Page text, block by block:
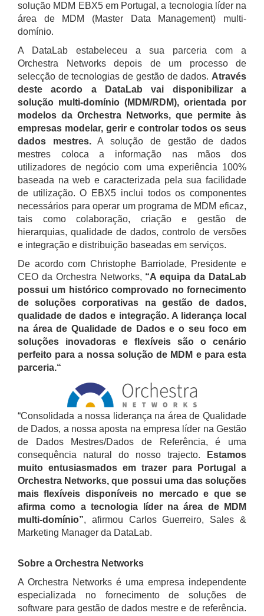
solução MDM EBX5 em Portugal, a tecnologia líder na
área de MDM (Master Data Management) multi-
domínio.
A DataLab estabeleceu a sua parceria com a
Orchestra Networks depois de um processo de
selecção de tecnologias de gestão de dados. Através
deste acordo a DataLab vai disponibilizar a
solução multi-domínio (MDM/RDM), orientada por
modelos da Orchestra Networks, que permite às
empresas modelar, gerir e controlar todos os seus
dados mestres.A solução de gestão de dados
mestres coloca a informação nas mãos dos
utilizadores de negócio com uma experiência 100%
baseada na web e caracterizada pela sua facilidade
de utilização. O EBX5 inclui todos os componentes
necessários para operar um programa de MDM eficaz,
tais como colaboração, criação e gestão de
hierarquias, qualidade de dados, controlo de versões
e integração e distribuição baseadas em serviços.
De acordo com Christophe Barriolade, Presidente e
CEO da Orchestra Networks, “A equipa da DataLab
possui um histórico comprovado no fornecimento
de soluções corporativas na gestão de dados,
qualidade de dados e integração. A liderança local
na área de Qualidade de Dados e o seu foco em
soluções inovadoras e flexíveis são o cenário
perfeito para a nossa solução de MDM e para esta
parceria.“
“Consolidada a nossa liderança na área de Qualidade
de Dados, a nossa aposta na empresa líder na Gestão
de Dados Mestres/Dados de Referência, é uma
consequência natural do nosso trajecto.
Estamos
muito entusiasmados em trazer para Portugal a
Orchestra Networks, que possui uma das soluções
mais flexíveis disponíveis no mercado e que se
afirma como a tecnologia líder na área de MDM
multi-domínio”, afirmou Carlos Guerreiro, Sales &
Marketing Manager da DataLab.
Sobre a Orchestra Networks
A Orchestra Networks é uma empresa independente
especializada no fornecimento de soluções de
software para gestão de dados mestre e de referência.